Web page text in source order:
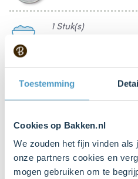
Toestemming
Cookies op Bakken.nl
We zouden het fijn vinden
onze partners cookies en
mogen gebruiken om te
1 Stuk(s)
100 ml
Karnemelk
175 g (gram)
Blauwe bessen